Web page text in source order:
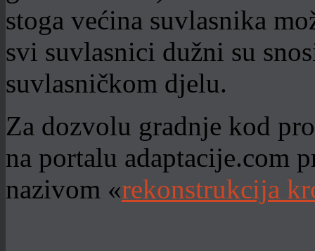
stoga većina suvlasnika
svi suvlasnici dužni su
suvlasničkom djelu.
Za dozvolu gradnje kod
na portalu adaptacije.com
nazivom «rekonstrukcija